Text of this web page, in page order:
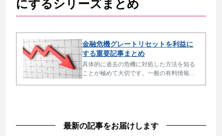
にするシリーズまとめ
金融危機グレートリセットを利益に
する重要記事まとめ
具体的に過去の危機に対処した方法を知る
ことが極めて大切です。一般の有料情報以
最新の記事をお届けします